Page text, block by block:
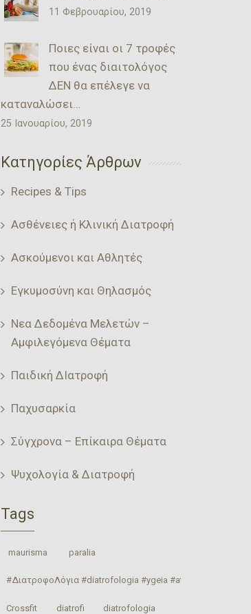
11 Φεβρουαρίου, 2019
Ποιες είναι οι 7 τροφές
που ένας διαιτολόγος
ΔΕΝ θα επέλεγε να
καταναλώσει…
25 Ιανουαρίου, 2019
Κατηγορίες Άρθρων
Recipes & Tips
Ασθένειες ή Κλινική Διατροφή
Ασκούμενοι και Αθλητές
Εγκυμοσύνη και Θηλασμός
Νεα Δεδομένα Μελετών –
Αμφιλεγόμενα Θέματα
Παιδική ΔΙατροφή
Παχυσαρκία
Σύγχρονα – Επίκαιρα Θέματα
Ψυχολογία & Διατροφή
Tags
‎ maurisma‬ ‎ paralia‬
#ΔιατροφοΛόγια #diatrofologia #ygeia #athlitismos
Crossfit ‎diatrofi‬ ‎diatrofologia‬